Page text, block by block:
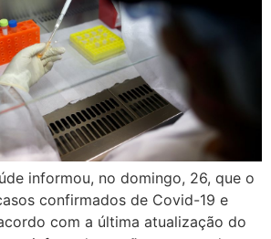
informou, no domingo, 26, que o
confirmados de Covid-19 e
com a última atualização do